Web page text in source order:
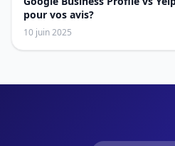
pour vos avis?
10 juin 2025